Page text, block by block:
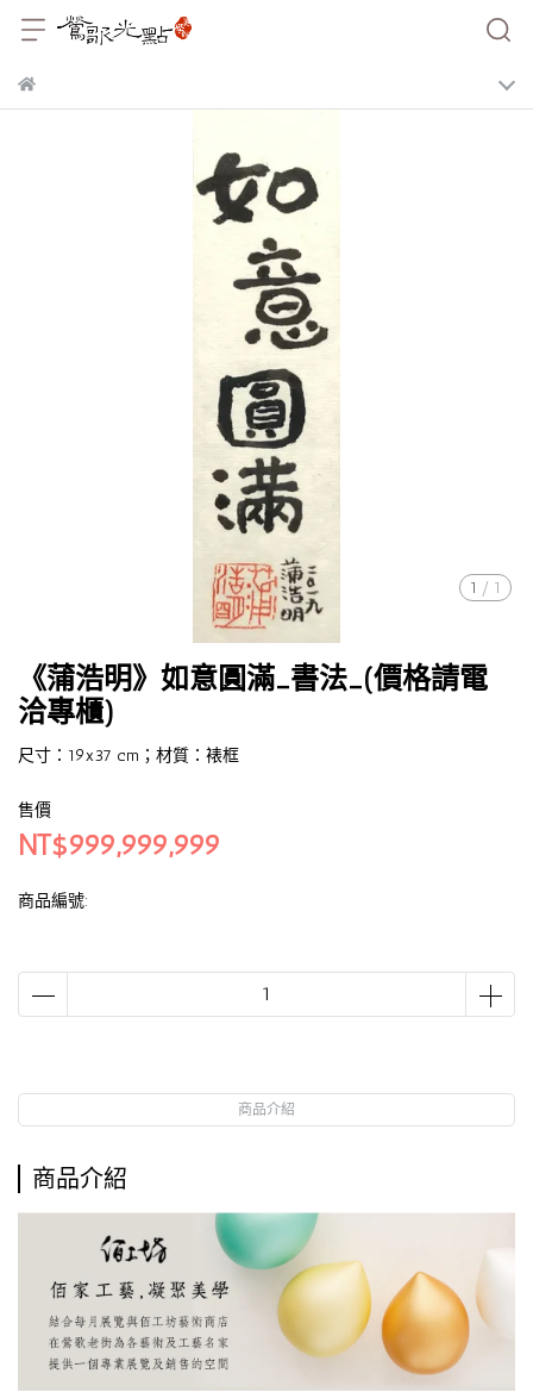
1 / 1
《蒲浩明》如意圓滿_書法_(價格請電
洽專櫃)
尺寸：19x37 cm；材質：裱框
售價
NT$999,999,999
商品編號:
商品介紹
商品介紹